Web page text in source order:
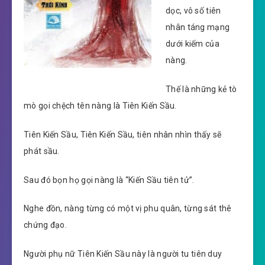
dọc, vô số tiên
nhân táng mạng
dưới kiếm của
nàng.
Thế là những kẻ tò
mò gọi chệch tên nàng là Tiên Kiến Sầu.
Tiên Kiến Sầu, Tiên Kiến Sầu, tiên nhân nhìn thấy sẽ
phát sầu.
Sau đó bọn họ gọi nàng là “Kiến Sầu tiên tử”.
Nghe đồn, nàng từng có một vị phu quân, từng sát thê
chứng đạo.
Người phụ nữ Tiên Kiến Sầu này là người tu tiên duy